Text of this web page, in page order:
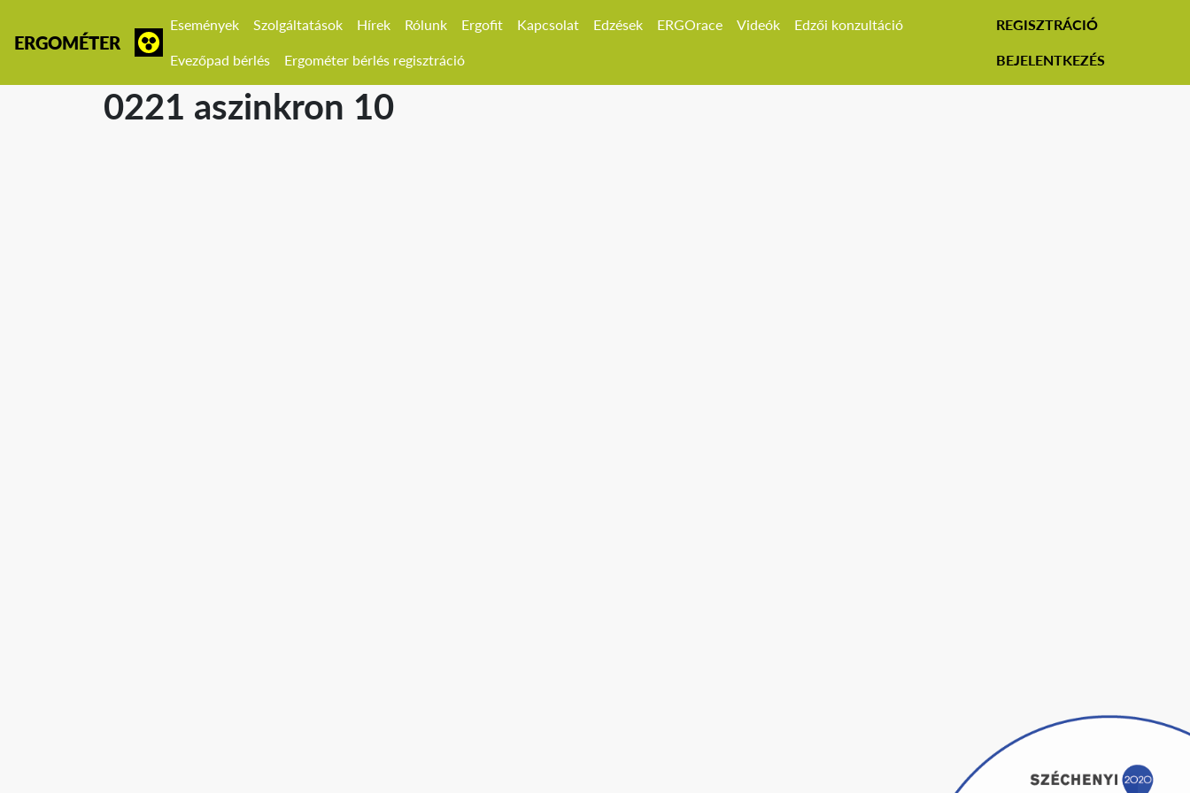
ERGOMÉTER
Események Szolgáltatások Hírek Rólunk Ergofit Kapcsolat Edzések ERGOrace Videók Edzői konzultáció
Evezőpad bérlés Ergométer bérlés regisztráció
REGISZTRÁCIÓ
BEJELENTKEZÉS
0221 aszinkron 10